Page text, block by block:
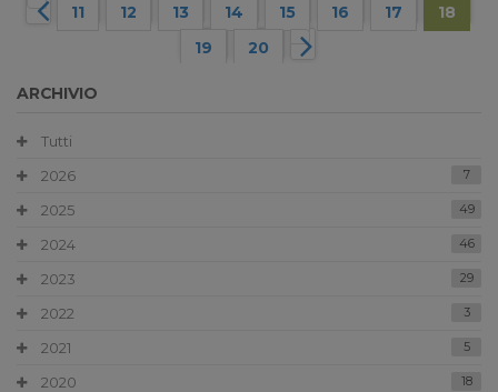
11 12 13 14 15 16 17
18
19
20
ARCHIVIO
Tutti
2026
7
2025 49
2024 46
2023 29
2022 3
2021 5
2020 18